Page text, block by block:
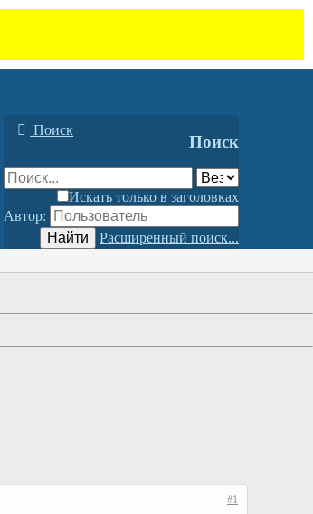
Поиск
Поиск
Искать только в заголовках
Автор:
Найти
Расширенный поиск...
#1